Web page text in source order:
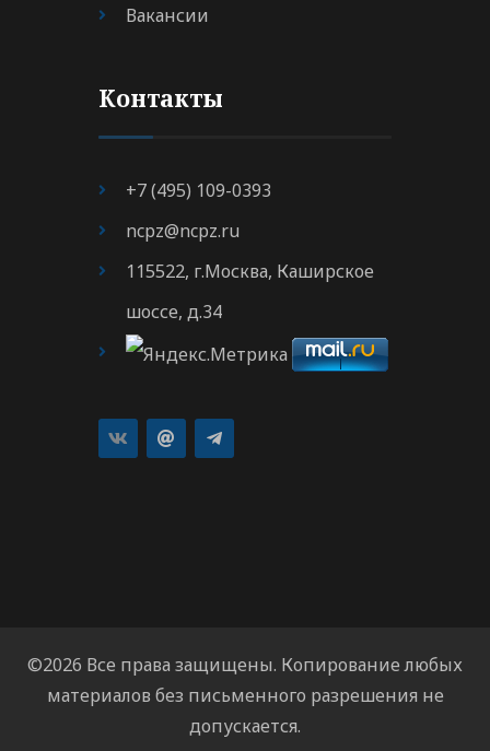
Вакансии
Контакты
+7 (495) 109-0393
ncpz@ncpz.ru
115522, г.Москва, Каширское
шоссе, д.34
©2026 Все права защищены. Копирование любых
материалов без письменного разрешения не
допускается.